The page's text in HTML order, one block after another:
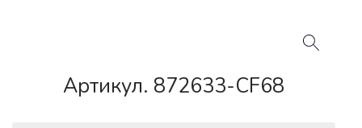
Артикул. 872633-CF68